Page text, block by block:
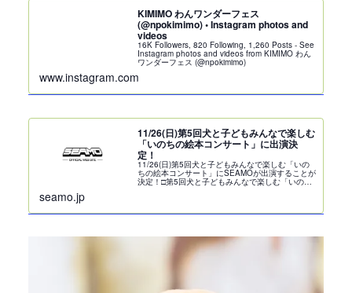
KIMIMO わんワンダーフェス
(@npokimimo) • Instagram photos and
videos
16K Followers, 820 Following, 1,260 Posts - See
Instagram photos and videos from KIMIMO わん
ワンダーフェス (@npokimimo)
www.instagram.com
11/26(日)第5回犬と子どもみんなで楽しむ
「いのちの絵本コンサート」に出演決
定！
11/26(日)第5回犬と子どもみんなで楽しむ「いの
ちの絵本コンサート」にSEAMOが出演することが
決定！□第5回犬と子どもみんなで楽しむ「いのち
seamo.jp